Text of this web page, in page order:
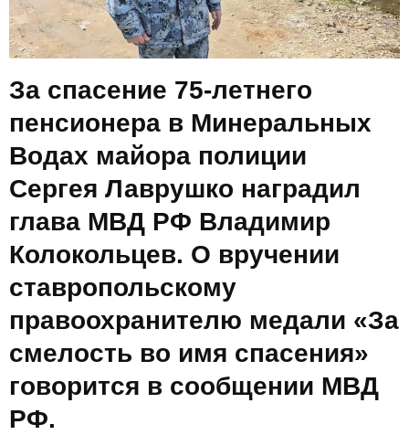
За спасение 75-летнего
пенсионера в Минеральных
Водах майора полиции
Сергея Лаврушко наградил
глава МВД РФ Владимир
Колокольцев. О вручении
ставропольскому
правоохранителю медали «За
смелость во имя спасения»
говорится в сообщении МВД
РФ.